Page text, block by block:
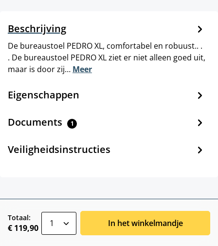
Beschrijving
De bureaustoel PEDRO XL, comfortabel en robuust.. .
. De bureaustoel PEDRO XL ziet er niet alleen goed uit,
maar is door zij… Meer
Eigenschappen
Documents 1
Veiligheidsinstructies
Totaal:
€ 119,90 In het winkelmandje